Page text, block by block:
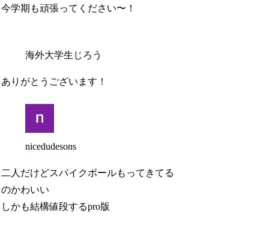
今学期も頑張ってください〜！
海外大学生じろう
ありがとうございます！
nicedudesons
二人だけどスパイクボールもってきてる
のかわいい
しかも結構値段するpro版